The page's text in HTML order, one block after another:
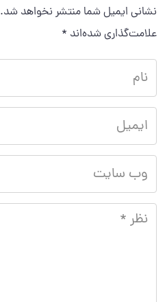
نشانی ایمیل شما منتشر نخواهد شد.
علامت‌گذاری شده‌اند *